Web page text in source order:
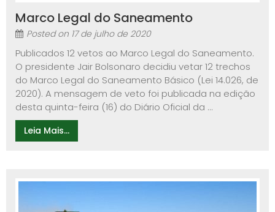
Marco Legal do Saneamento
Posted on 17 de julho de 2020
Publicados 12 vetos ao Marco Legal do Saneamento.
O presidente Jair Bolsonaro decidiu vetar 12 trechos
do Marco Legal do Saneamento Básico (Lei 14.026, de
2020). A mensagem de veto foi publicada na edição
desta quinta-feira (16) do Diário Oficial da ...
Leia Mais...